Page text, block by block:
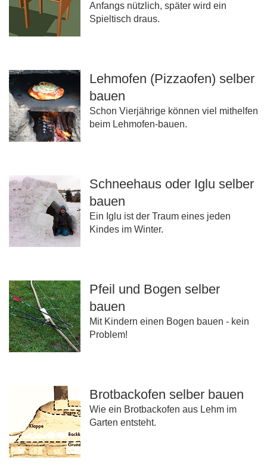
Anfangs nützlich, später wird ein
Spieltisch draus.
Lehmofen (Pizzaofen) selber
bauen
Schon Vierjährige können viel mithelfen
beim Lehmofen-bauen.
Schneehaus oder Iglu selber
bauen
Ein Iglu ist der Traum eines jeden
Kindes im Winter.
Pfeil und Bogen selber
bauen
Mit Kindern einen Bogen bauen - kein
Problem!
Brotbackofen selber bauen
Wie ein Brotbackofen aus Lehm im
Garten entsteht.